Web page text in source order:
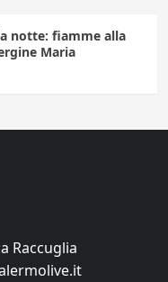
notte: fiamme alla
Maria
Raccuglia